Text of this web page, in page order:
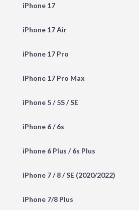
iPhone 17
iPhone 17 Air
iPhone 17 Pro
iPhone 17 Pro Max
iPhone 5 / 5S / SE
iPhone 6 / 6s
iPhone 6 Plus / 6s Plus
iPhone 7 / 8 / SE (2020/2022)
iPhone 7/8 Plus